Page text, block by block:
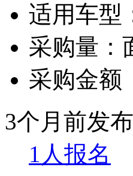
适用车型
采购量：
采购金额
3个月前发布
1人报名